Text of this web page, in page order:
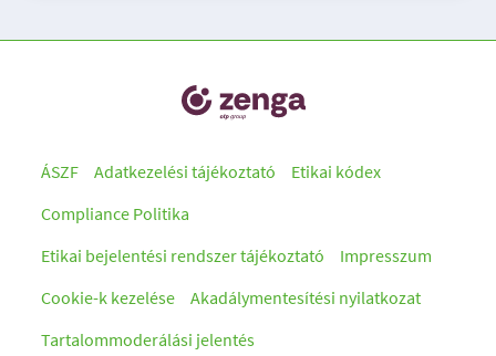
ÁSZF Adatkezelési tájékoztató
Etikai kódex
Compliance Politika
Etikai bejelentési rendszer tájékoztató
Impresszum
Cookie-k kezelése
Akadálymentesítési nyilatkozat
Tartalommoderálási jelentés